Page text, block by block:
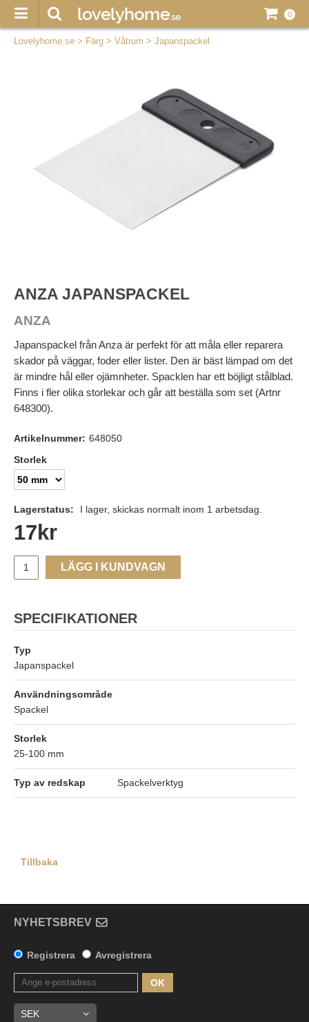
0
Lovelyhome.se > Färg > Våtrum > Japanspackel
ANZA JAPANSPACKEL
ANZA
Japanspackel från Anza är perfekt för att måla eller reparera
skador på väggar, foder eller lister. Den är bäst lämpad om det
är mindre hål eller ojämnheter. Spacklen har ett böjligt stålblad.
Finns i fler olika storlekar och går att beställa som set (Artnr
648300).
Artikelnummer: 648050
Storlek
Lagerstatus: I lager, skickas normalt inom 1 arbetsdag.
17 kr
LÄGG I KUNDVAGN
SPECIFIKATIONER
Typ
Japanspackel
Användningsområde
Spackel
Storlek
25-100 mm
Typ av redskap Spackelverktyg
Tillbaka
NYHETSBREV
Registrera Avregistrera
OK